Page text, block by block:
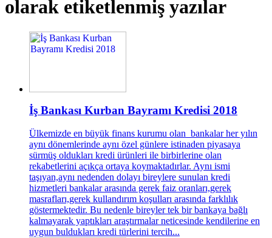
olarak etiketlenmiş yazılar
İş Bankası Kurban Bayramı Kredisi 2018
Ülkemizde en büyük finans kurumu olan bankalar her yılın
aynı dönemlerinde aynı özel günlere istinaden piyasaya
sürmüş oldukları kredi ürünleri ile birbirlerine olan
rekabetlerini açıkça ortaya koymaktadırlar. Aynı ismi
taşıyan,aynı nedenden dolayı bireylere sunulan kredi
hizmetleri bankalar arasında gerek faiz oranları,gerek
masrafları,gerek kullandırım koşulları arasında farklılık
göstermektedir. Bu nedenle bireyler tek bir bankaya bağlı
kalmayarak yaptıkları araştırmalar neticesinde kendilerine en
uygun buldukları kredi türlerini tercih...